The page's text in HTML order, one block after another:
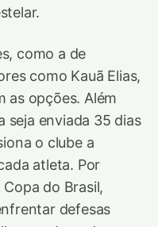
como a de
como Kauã Elias,
as opções. Além
seja enviada 35 dias
o clube a
atleta. Por
do Brasil,
defesas